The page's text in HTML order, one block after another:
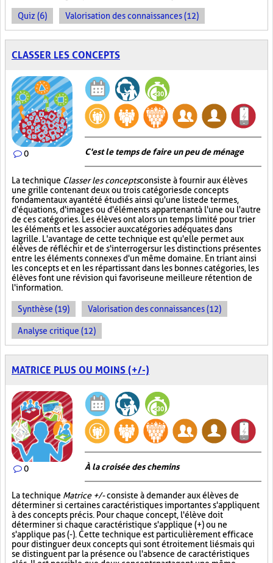
Quiz (6) Valorisation des connaissances (12)
CLASSER LES CONCEPTS
0 C'est le temps de faire un peu de ménage
La technique Classer les conceptsconsiste à fournir aux élèves
une grille contenant deux ou trois catégories de concepts
fondamentaux ayant été étudiés ainsi qu'une liste de termes,
d'équations, d'images ou d'éléments appartenant à l'une ou l'autre
de ces catégories. Les élèves ont alors un temps limité pour trier
les éléments et les associer aux catégories adéquates dans
la grille. L'avantage de cette technique est qu'elle permet aux
élèves de réfléchir et de s'interroger sur les distinctions présentes
entre les éléments connexes d'un même domaine. En triant ainsi
les concepts et en les répartissant dans les bonnes catégories, les
élèves font une révision qui favorise une meilleure rétention de
l'information.
Synthèse (19) Valorisation des connaissances (12)
Analyse critique (12)
MATRICE PLUS OU MOINS (+/-)
0 À la croisée des chemins
La technique Matrice +/-consiste à demander aux élèves de
déterminer si certaines caractéristiques importantes s'appliquent
à des concepts précis. Pour chaque concept, l'élève doit
déterminer si chaque caractéristique s'applique (+) ou ne
s'applique pas (-). Cette technique est particulièrement efficace
pour distinguer deux concepts qui sont étroitement liés mais qui
se distinguent par la présence ou l'absence de caractéristiques